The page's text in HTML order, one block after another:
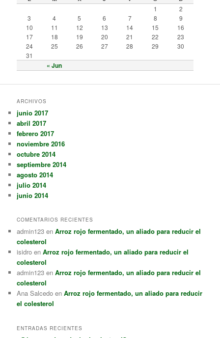
« Jun
1
2
3
4 5 6 7 8
9
10
11 12 13 14 15
16
17
18 19 20 21 22
23
24
25 26 27 28 29
30
31
ARCHIVOS
junio 2017
abril 2017
febrero 2017
noviembre 2016
octubre 2014
septiembre 2014
agosto 2014
julio 2014
junio 2014
COMENTARIOS RECIENTES
admin123 enArroz rojo fermentado, un aliado para reducir el
colesterol
isidro enArroz rojo fermentado, un aliado para reducir el
colesterol
admin123 enArroz rojo fermentado, un aliado para reducir el
colesterol
Ana Salcedo enArroz rojo fermentado, un aliado para reducir
el colesterol
ENTRADAS RECIENTES